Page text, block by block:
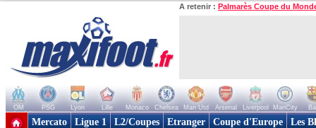
A retenir : Palmarès Coupe du
OM PSG Lyon Lille Monaco Chelsea Man Utd Arsenal Liverpool ManCity
+ de clubs
Mercato Ligue 1 L2/Coupes Etranger Coupe d'Europe Les